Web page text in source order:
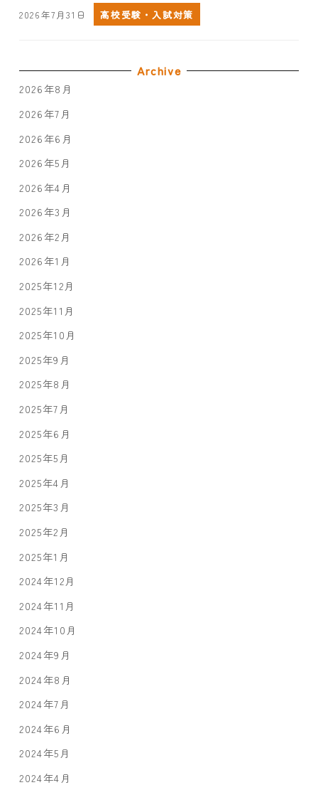
2026年7月31日 高校受験・入試対策
Archive
2026年8月
2026年7月
2026年6月
2026年5月
2026年4月
2026年3月
2026年2月
2026年1月
2025年12月
2025年11月
2025年10月
2025年9月
2025年8月
2025年7月
2025年6月
2025年5月
2025年4月
2025年3月
2025年2月
2025年1月
2024年12月
2024年11月
2024年10月
2024年9月
2024年8月
2024年7月
2024年6月
2024年5月
2024年4月